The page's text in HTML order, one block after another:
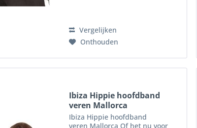
Vergelijken
Onthouden
Ibiza Hippie hoofdband
veren Mallorca
Ibiza Hippie hoofdband
veren Mallorca Of het nu voor